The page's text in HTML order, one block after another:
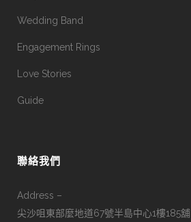
Wedding Band
Engagement Rings
Love Stories
Guide
聯絡我們
Address –
尖沙咀東部麼地道67號半島中心1樓185舖